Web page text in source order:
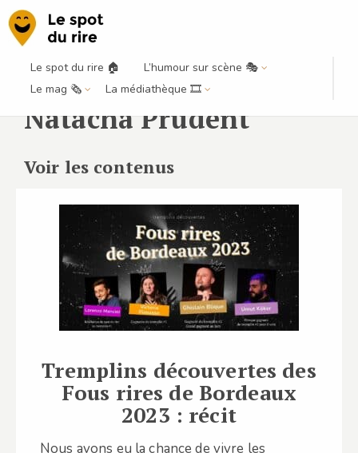
Le spot du rire 🏠
L’humour sur scène 🎭
Le mag 🗞️
La médiathèque 🎞️
Natacha Prudent
Voir les contenus
Tremplins découvertes des
Fous rires de Bordeaux
2023 : récit
Nous avons eu la chance de vivre les